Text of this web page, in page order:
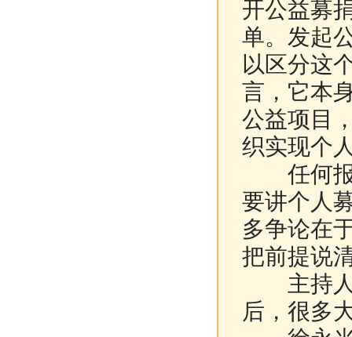
开公益募
单。发起
以区分这
言，它本
公益项目
织实现个
任何报
要讲个人
多争论在
把前提说
主持人
后，很多